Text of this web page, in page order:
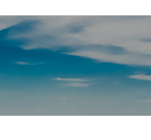
DLA PRZEDSIĘBIORCY